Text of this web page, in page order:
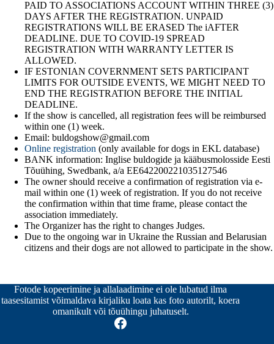
PAID TO ASSOCIATIONS ACCOUNT WITHIN THREE (3)
DAYS AFTER THE REGISTRATION. UNPAID
REGISTRATIONS WILL BE ERASED The iAFTER
DEADLINE. DUE TO COVID-19 SPREAD
REGISTRATION WITH WARRANTY LETTER IS
ALLOWED.
IF ESTONIAN COVERNMENT SETS PARTICIPANT
LIMITS FOR OUTSIDE EVENTS, WE MIGHT NEED TO
END THE REGISTRATION BEFORE THE INITIAL
DEADLINE.
If the show is cancelled, all registration fees will be reimbursed
within one (1) week.
Email: buldogshow@gmail.com
Online registration (only available for dogs in EKL database)
BANK information: Inglise buldogide ja kääbusmolosside Eesti
Tõuühing, Swedbank, a/a EE642200221035127546
The owner should receive a confirmation of registration via e-
mail within one (1) week of registration. If you do not receive
the confirmation within that time frame, please contact the
association immediately.
The Organizer has the right to changes Judges.
Due to the ongoing war in Ukraine the Russian and Belarusian
citizens and their dogs are not allowed to participate in the show.
Fotode kopeerimine ja allalaadimine ei ole lubatud ilma
taasesitamist võimaldava kirjaliku loata kas foto autorilt, koera
omanikult või tõuühingu juhatuselt.